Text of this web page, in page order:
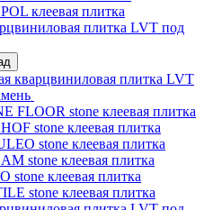
клеевая плитка
плитка LVT под
кварцвиниловая плитка LVT
FLOOR stone клеевая плитка
stone клеевая плитка
stone клеевая плитка
stone клеевая плитка
stone клеевая плитка
stone клеевая плитка